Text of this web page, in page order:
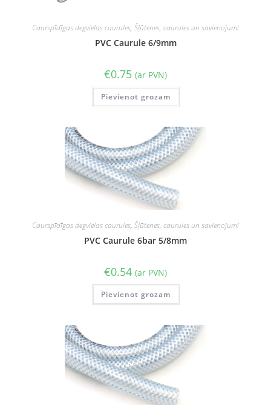
Caurspīdīgas degvielas caurules, Šļūtenes, caurules un savienojumi
PVC Caurule 6/9mm
€0.75 (ar PVN)
Pievienot grozam
Caurspīdīgas degvielas caurules, Šļūtenes, caurules un savienojumi
PVC Caurule 6bar 5/8mm
€0.54 (ar PVN)
Pievienot grozam